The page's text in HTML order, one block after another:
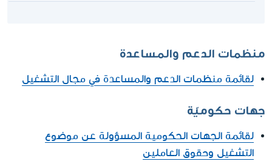
منظمات الدعم والمساعدة
لقائمة منظمات الدعم والمساعدة في مجال التشغيل
جهات حكوميّة
لقائمة الجهات الحكومية المسؤولة عن موضوع
التشغيل وحقوق العاملين